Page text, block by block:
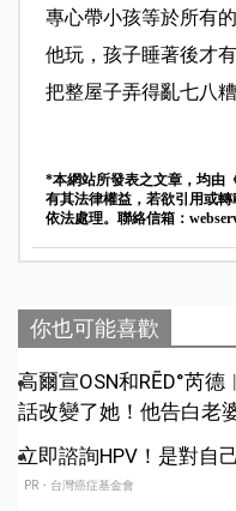
專心帶小孩等於所有
他玩，孩子睡著後才
把整屋子弄得亂七八
*本網站所發表之文章，均由
有其法律權益，若欲引用或
依法處理。聯絡信箱：
你也可能喜歡
高爾宣OSN和RĒD°芮
話改變了她！他告白老
立即諮詢HPV！是對自
PR・台灣癌症基金會